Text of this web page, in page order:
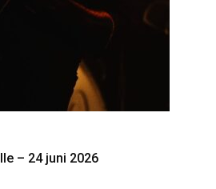
– 24 juni 2026